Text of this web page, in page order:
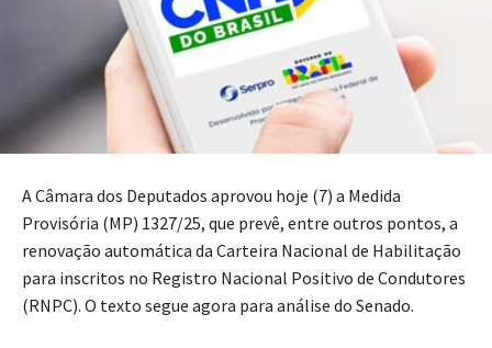
A Câmara dos Deputados aprovou hoje (7) a Medida
Provisória (MP) 1327/25, que prevê, entre outros pontos, a
renovação automática da Carteira Nacional de Habilitação
para inscritos no Registro Nacional Positivo de Condutores
(RNPC). O texto segue agora para análise do Senado.